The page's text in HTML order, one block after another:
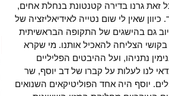
זאת גרנו בדירה קטנטונת בנחלת אחים,
שאין לי שום נטייה לאידיאליזציה של
גם בהישגים של התקופה הבראשיתית
הצליחה להאכיל אותנו. מי שקרא
נתניהו, ועל ההיבטים הפליליים
לנו לעלות על קברו של דב יוסף, שר
יוסף היה אחד הפוליטיקאים השנואים